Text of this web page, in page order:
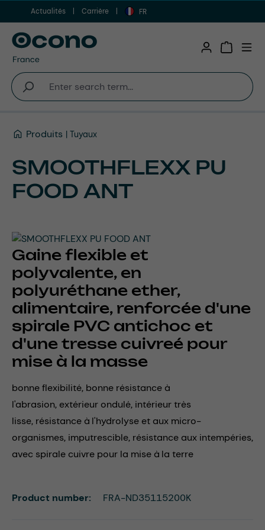
Aller au contenu principal
Actualités Carrière FR
Produits Tuyaux
SMOOTHFLEXX PU
FOOD ANT
Gaine flexible et
polyvalente, en
polyuréthane ether,
alimentaire, renforcée d'une
spirale PVC antichoc et
d'une tresse cuivreé pour
mise à la masse
bonne flexibilité, bonne résistance à
l'abrasion, extérieur ondulé, intérieur très
lisse, résistance à l'hydrolyse et aux micro-
organismes, imputrescible, résistance aux intempéries,
avec spirale cuivre pour la mise à la terre
Product number: FRA-ND35115200K